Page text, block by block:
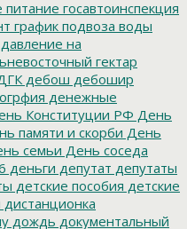
питание госавтоинспекция
график подвоза воды
давление на
гектар
дебош дебошир
денежные
Конституции РФ День
памяти и скорби День
семьи День соседа
деньги депутат депутаты
детские пособия детские
дистанционка
дождь документальный